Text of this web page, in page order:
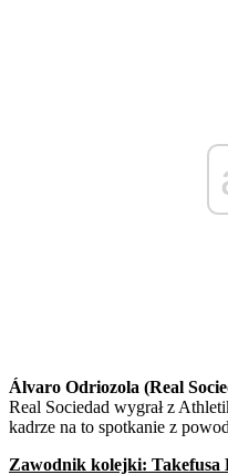
Álvaro Odriozola (Real
Real Sociedad wygrał z
kadrze na to spotkanie z
Zawodnik kolejki: Takefusa